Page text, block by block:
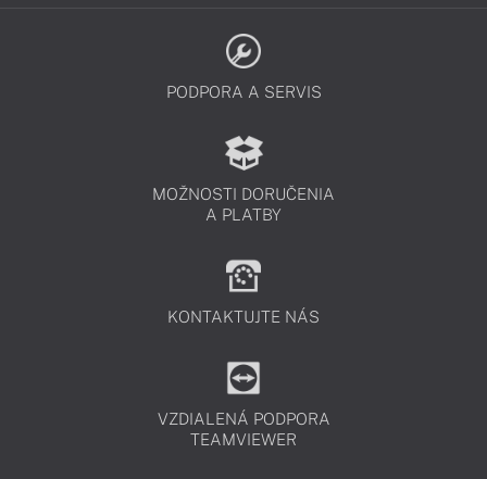
PODPORA A SERVIS
MOŽNOSTI DORUČENIA
A PLATBY
KONTAKTUJTE NÁS
VZDIALENÁ PODPORA
TEAMVIEWER